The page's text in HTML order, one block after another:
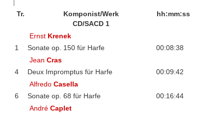
Tr. Komponist/Werk
hh:mm:ss
CD/SACD 1
Ernst Krenek
1
Sonate op. 150 für Harfe
00:08:38
JeanCras
4
Deux Impromptus für Harfe
00:09:42
AlfredoCasella
6
Sonate op. 68 für Harfe
00:16:44
AndréCaplet